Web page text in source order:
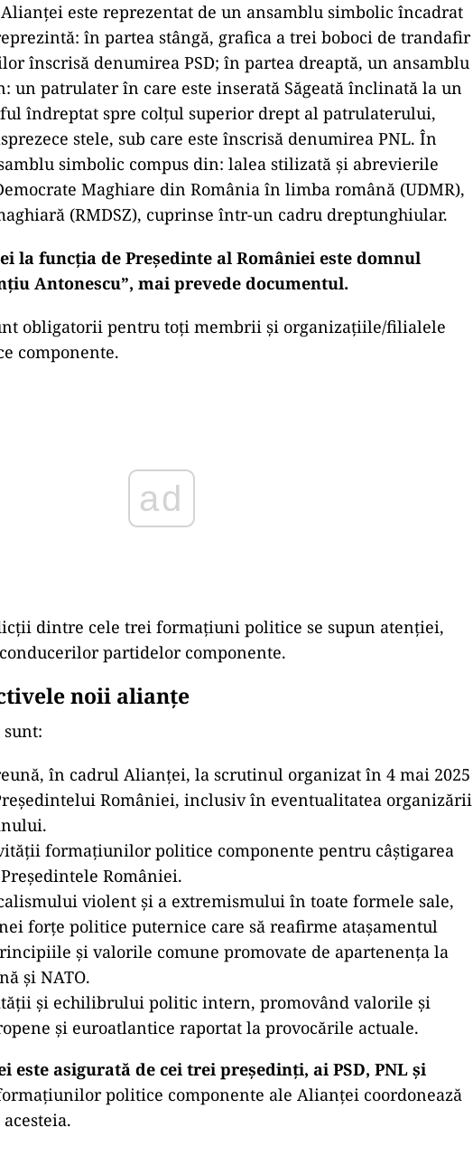
este reprezentat de un ansamblu simbolic încadrat
în partea stângă, grafica a trei boboci de trandafir
înscrisă denumirea PSD; în partea dreaptă, un ansamblu
un patrulater în care este inserată Săgeată înclinată la un
îndreptat spre colțul superior drept al patrulaterului,
stele, sub care este înscrisă denumirea PNL. În
simbolic compus din: lalea stilizată și abrevierile
Maghiare din România în limba română (UDMR),
(RMDSZ), cuprinse într-un cadru dreptunghiular.
la funcția de Președinte al României este domnul
Antonescu”, mai prevede documentul.
obligatorii pentru toți membrii și organizațiile/filialele
componente.
ad
dintre cele trei formațiuni politice se supun atenției,
partidelor componente.
noii alianțe
în cadrul Alianței, la scrutinul organizat în 4 mai 2025
României, inclusiv în eventualitatea organizării
formațiunilor politice componente pentru câștigarea
României.
violent și a extremismului în toate formele sale,
forțe politice puternice care să reafirme atașamentul
și valorile comune promovate de apartenența la
și NATO.
și echilibrului politic intern, promovând valorile și
și euroatlantice raportat la provocările actuale.
este asigurată de cei trei președinți, ai PSD, PNL și
politice componente ale Alianței coordonează